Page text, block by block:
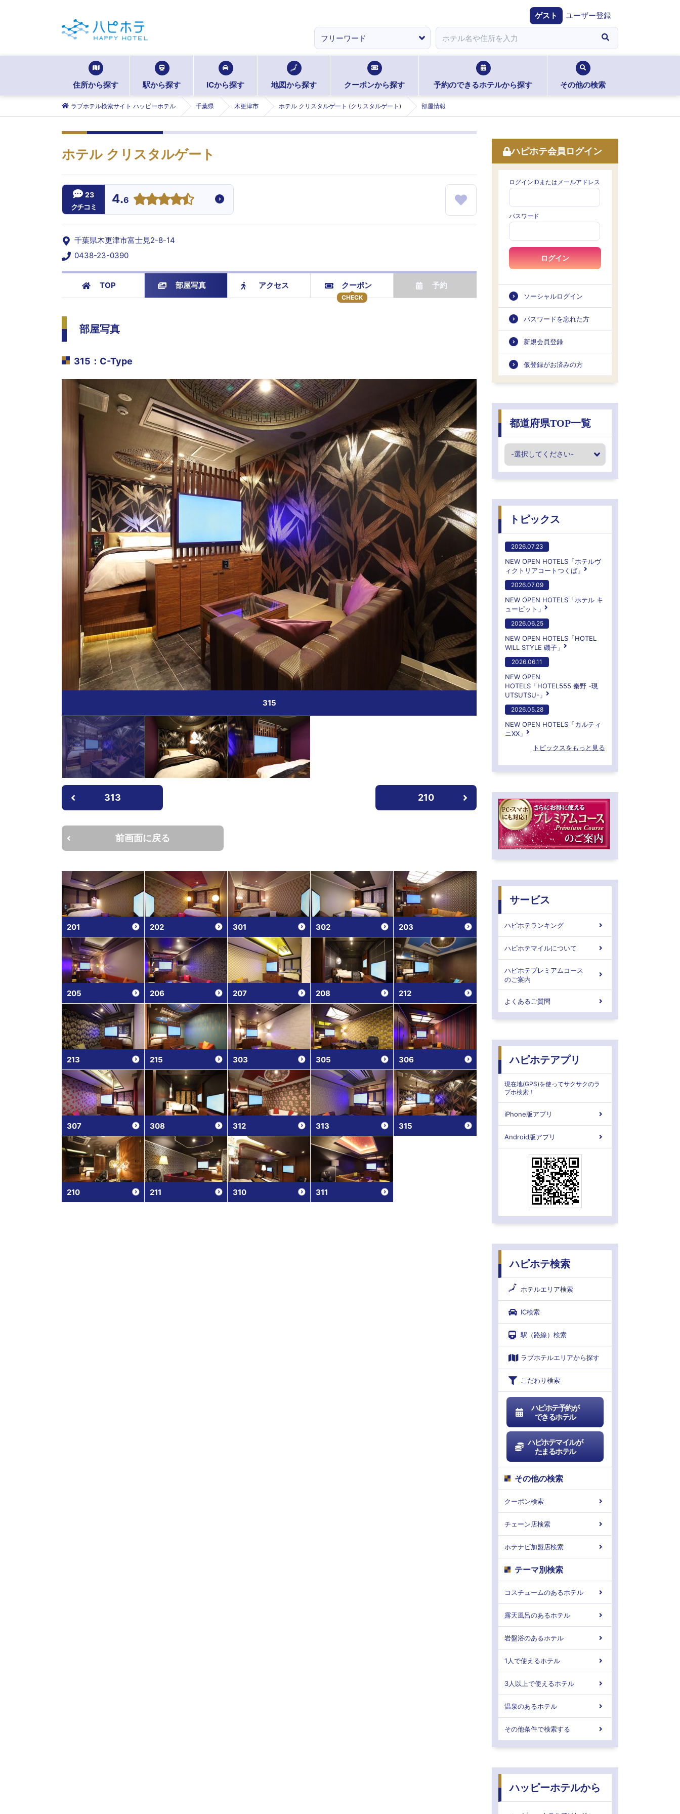
ゲスト ユーザー登録
住所から探す 駅から探す ICから探す 地図から探す クーポンから探す 予約のできるホテルから探す その他の検索
ラブホテル検索サイト ハッピーホテル 千葉県 木更津市 ホテル クリスタルゲート (クリスタルゲート) 部屋情報
ホテル クリスタルゲート
23
クチコミ
4.6
千葉県木更津市富士見2-8-14
0438-23-0390
TOP 部屋写真 アクセス
CHECK
クーポン 予約
部屋写真
315 ： C-Type
315
313 210
前画面に戻る
201 202 301 302 203
205 206 207 208 212
213 215 303 305 306
307 308 312 313 315
210 211 310 311
ハピホテ会員ログイン
ログインIDまたはメールアドレス
パスワード
ログイン
ソーシャルログイン
パスワードを忘れた方
新規会員登録
仮登録がお済みの方
都道府県TOP一覧
トピックス
2026.07.23
NEW OPEN HOTELS「ホテルヴ
ィクトリアコートつくば」
2026.07.09
NEW OPEN HOTELS「ホテル キ
ューピット」
2026.06.25
NEW OPEN HOTELS「HOTEL
WILL STYLE 磯子」
2026.06.11
NEW OPEN
HOTELS「HOTEL555 秦野 -現
UTSUTSU-」
2026.05.28
NEW OPEN HOTELS「カルティ
ニXX」
トピックスをもっと見る
サービス
ハピホテランキング
ハピホテマイルについて
ハピホテプレミアムコース
のご案内
よくあるご質問
ハピホテアプリ
現在地(GPS)を使ってサクサクのラ
ブホ検索！
iPhone版アプリ
Android版アプリ
ハピホテ検索
ホテルエリア検索
IC検索
駅（路線）検索
ラブホテルエリアから探す
こだわり検索
ハピホテ予約が
できるホテル
ハピホテマイルが
たまるホテル
その他の検索
クーポン検索
チェーン店検索
ホテナビ加盟店検索
テーマ別検索
コスチュームのあるホテル
露天風呂のあるホテル
岩盤浴のあるホテル
1人で使えるホテル
3人以上で使えるホテル
温泉のあるホテル
その他条件で検索する
ハッピーホテルから